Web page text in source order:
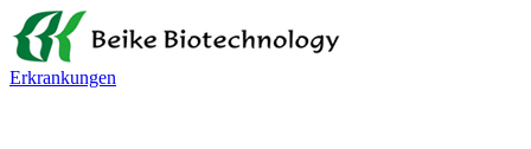
Erkrankungen